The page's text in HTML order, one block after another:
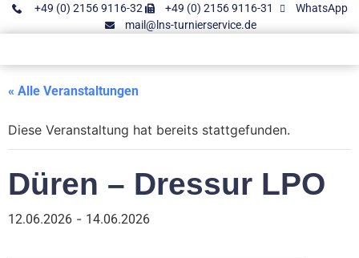
+49 (0) 2156 9116-32 +49 (0) 2156 9116-31
WhatsApp
mail@lns-turnierservice.de
« Alle Veranstaltungen
Diese Veranstaltung hat bereits stattgefunden.
Düren – Dressur LPO
12.06.2026 - 14.06.2026